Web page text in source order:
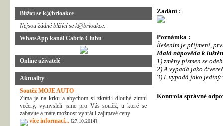
Blížící se k@brioakce
Nejsou žádné blížící se k@brioakce.
WhatsApp kanál Cabrio Clubu
Online uživatelé
Aktuality
Soutěž MOJE AUTO
Zima je na krku a abychom si zkrátili dlouhé zimní
večery, vymysleli jsme pro Vás soutěž, u které se
zabavíte a máte možnost vyhrát i zajímavé ceny.
více informací... [27.10.2014]
Zadání :
Poznámka :
Řešením je příjmení,
Malá nápověda k
1) změny písmen se
2) A vypadá jako
3) L vypadá jako jediný
Kontrola správné